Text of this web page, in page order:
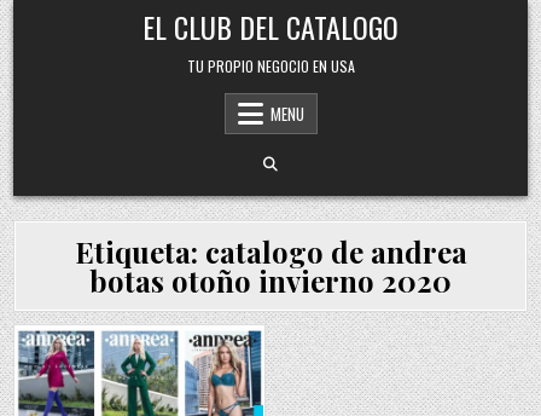
Skip
to
content
EL CLUB DEL CATALOGO
TU PROPIO NEGOCIO EN USA
MENU
Etiqueta: catalogo de andrea
botas otoño invierno 2020
Posted
in